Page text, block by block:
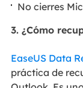
No cierres
3. ¿Cómo
EaseUS Data
práctica de